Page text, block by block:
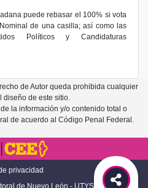
puede rebasar el 100% si vota
de una casilla; así como las
Políticos y Candidaturas
de Autor queda prohibida cualquier
diseño de este sitio.
la información y/o contenido total o
de acuerdo al Código Penal Federal.
privacidad
de Nuevo León - UTYS